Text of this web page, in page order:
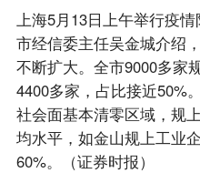
上海5月13日上午举行疫
市经信委主任吴金城介绍
不断扩大。全市9000多家
4400多家，占比接近50%。
社会面基本清零区域，规
均水平，如金山规上工业
60%。（证券时报）